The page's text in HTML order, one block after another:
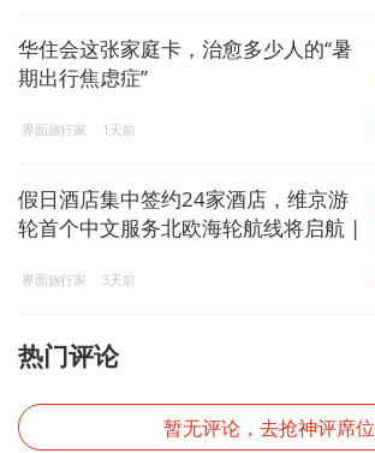
华住会这张家庭卡，治愈多少人的“暑
期出行焦虑症”
界面旅行家 1天前
假日酒店集中签约24家酒店，维京游
轮首个中文服务北欧海轮航线将启航 |
界面旅行家 3天前
热门评论
暂无评论，去抢神评席位